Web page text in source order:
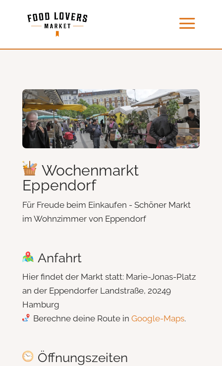
Wochenmarkt
Eppendorf
Für Freude beim Einkaufen - Schöner Markt
im Wohnzimmer von Eppendorf
Anfahrt
Hier findet der Markt statt: Marie-Jonas-Platz
an der Eppendorfer Landstraße, 20249
Hamburg
Berechne deine Route in Google-Maps.
Öffnungszeiten